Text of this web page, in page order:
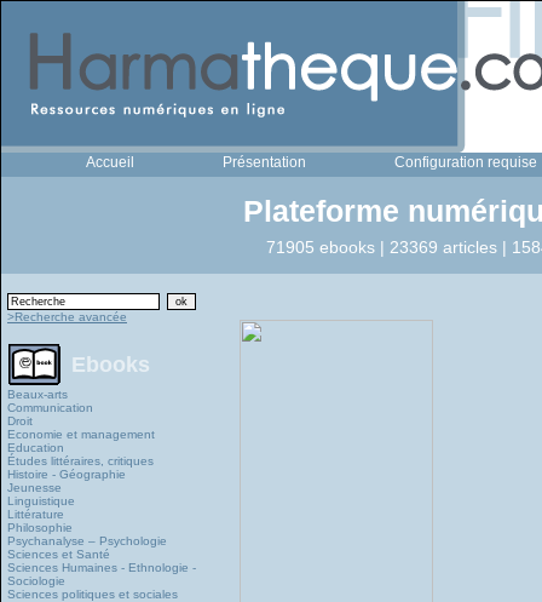
Accueil Présentation Configuration requise
Plateforme
71905 ebooks | 23369 articles |
>Recherche avancée
Ebooks
Beaux-arts
Communication
Droit
Economie et management
Education
Études littéraires, critiques
Histoire - Géographie
Jeunesse
Linguistique
Littérature
Philosophie
Psychanalyse – Psychologie
Sciences et Santé
Sciences Humaines - Ethnologie -
Sociologie
Sciences politiques et sociales